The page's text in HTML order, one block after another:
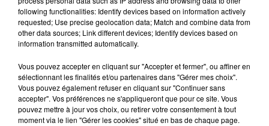
Taille maximum : 500 caractères
L'upload de fichier est limité à 2Mo pour les images et PDF et 5Mo
pour les audios.
following functionalities: Identify devices based on information actively
requested; Use precise geolocation data; Match and combine data from
other data sources; Link different devices; Identify devices based on
information transmitted automatically.
Vous pouvez accepter en cliquant sur "Accepter et fermer", ou affiner en
sélectionnant les finalités et/ou partenaires dans "Gérer mes choix".
Vous pouvez également refuser en cliquant sur "Continuer sans
accepter". Vos préférences ne s'appliqueront que pour ce site. Vous
pouvez mettre à jour vos choix, ou retirer votre consentement à tout
moment via le lien "Gérer les cookies" situé en bas de chaque page.